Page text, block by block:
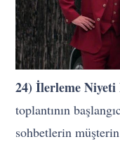
24) İlerleme Niyeti
toplantının
sohbetlerin